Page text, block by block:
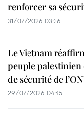
renforcer sa
31/07/2026 03:36
Le Vietnam
peuple palestinien
de sécurité de
29/07/2026 04:45